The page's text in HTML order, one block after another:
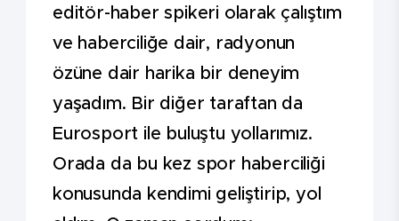
editör-haber spikeri olarak çalıştım
ve haberciliğe dair, radyonun
özüne dair harika bir deneyim
yaşadım. Bir diğer taraftan da
Eurosport ile buluştu yollarımız.
Orada da bu kez spor haberciliği
konusunda kendimi geliştirip, yol